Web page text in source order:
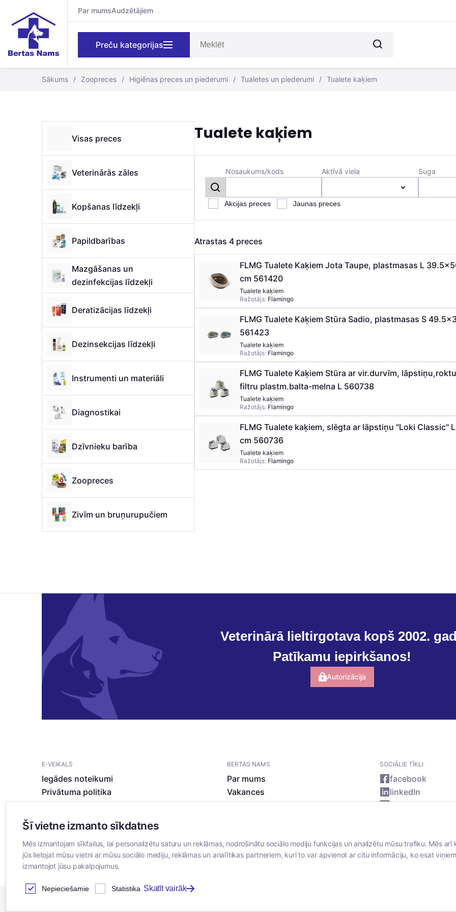
Par mumsAudzētājiem
Preču kategorijas
Sākums / Zoopreces / Higiēnas preces un piederumi / Tualetes un piederumi / Tualete kaķiem
Visas preces
Veterinārās zāles
Kopšanas līdzekļi
Papildbarības
Mazgāšanas un
dezinfekcijas līdzekļi
Deratizācijas līdzekļi
Dezinsekcijas līdzekļi
Instrumenti un materiāli
Diagnostikai
Dzīvnieku barība
Zoopreces
Zivīm un bruņurupučiem
Tualete kaķiem
Nosaukums/kods Aktīvā viela Suga
Akcijas preces Jaunas preces
Atrastas 4preces
FLMG Tualete Kaķiem Jota Taupe, plastmasas L
cm 561420
Tualete kaķiem
Ražotājs: Flamingo
FLMG Tualete Kaķiem Stūra Sadio, plastmasas S
561423
Tualete kaķiem
Ražotājs: Flamingo
FLMG Tualete Kaķiem Stūra ar vir.durvīm,
filtru plastm.balta-melna L 560738
Tualete kaķiem
Ražotājs: Flamingo
FLMG Tualete kaķiem, slēgta ar lāpstiņu "Loki Classic"
cm 560736
Tualete kaķiem
Ražotājs: Flamingo
Veterinārā lieltirgotava kopš 2002.
Patīkamu iepirkšanos!
Autorizācija
E-VEIKALS
Iegādes noteikumi
Privātuma politika
BERTAS NAMS
Par mums
Vakances
SOCIĀLIE TĪKLI
facebook
linkedIn
Šī vietne izmanto sīkdatnes
Mēs izmantojam sīkfailus, lai personalizētu saturu un reklāmas, nodrošinātu sociālo mediju funkcijas un analizētu mūsu trafiku. Mēs
jūs lietojat mūsu vietni ar mūsu sociālo mediju, reklāmas un analītikas partneriem, kuri to var apvienot ar citu informāciju, ko esat
izmantojot jūsu pakalpojumus.
Nepieciešamie Statistika Skatīt vairāk